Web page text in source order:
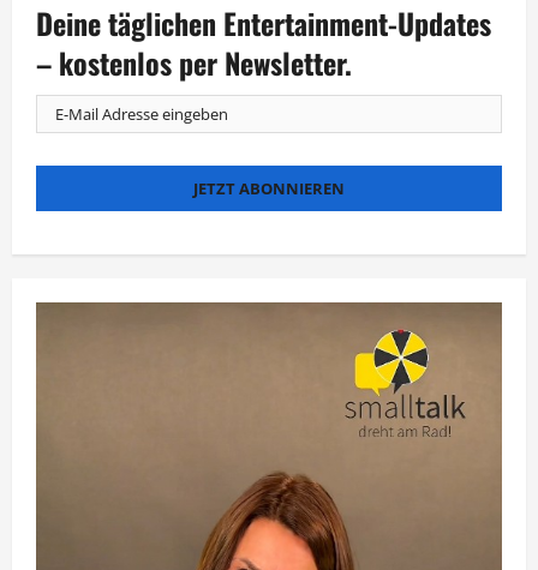
den
„Knockout
Deine täglichen Entertainment-Updates
– kostenlos per Newsletter.